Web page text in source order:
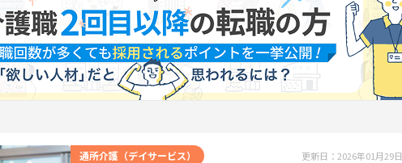
通所介護（デイサービス） 更新日：2026年01月29日